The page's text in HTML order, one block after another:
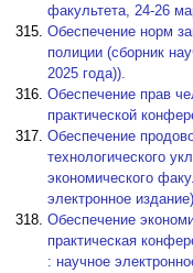
факультета, 24-26
Обеспечение норм
полиции (сборник
2025 года)).
Обеспечение прав
практической
Обеспечение
технологического
экономического
электронное
Обеспечение
практическая
: научное